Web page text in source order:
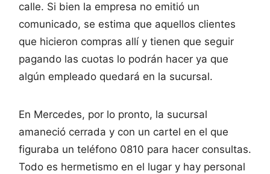
calle. Si bien la empresa no emitió un
comunicado, se estima que aquellos clientes
que hicieron compras allí y tienen que seguir
pagando las cuotas lo podrán hacer ya que
algún empleado quedará en la sucursal.
En Mercedes, por lo pronto, la sucursal
amaneció cerrada y con un cartel en el que
figuraba un teléfono 0810 para hacer consultas.
Todo es hermetismo en el lugar y hay personal